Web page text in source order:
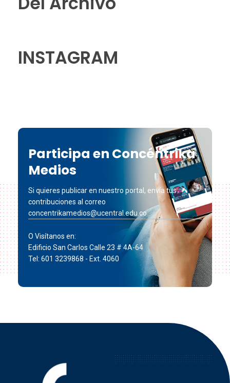
INSTAGRAM
Participa en Concéntrika
Medios
Si quieres publicar en nuestro portal, envía tus
contribuciones al correo
concentrikamedios@ucentral.edu.co
O Visítanos en:
Edificio San Carlos Calle 23 # 4A-64
Tel: 601 3239868 - Ext. 4060